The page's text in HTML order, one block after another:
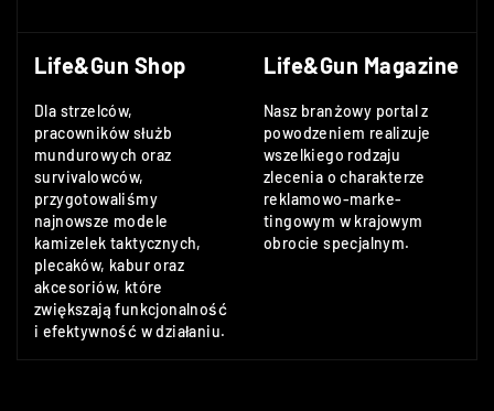
Life&Gun Shop
Dla strzelców,
pracowników służb
mundurowych oraz
survivalowców,
przygotowaliśmy
najnowsze modele
kamizelek taktycznych,
plecaków, kabur oraz
akcesoriów, które
zwiększają funkcjonalność
i efektywność w działaniu.
Life&Gun Magazine
Nasz branżowy portal z
powodzeniem realizuje
wszelkiego rodzaju
zlecenia o charakterze
reklamowo-marke-
tingowym w krajowym
obrocie specjalnym.